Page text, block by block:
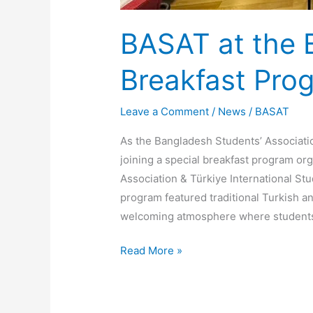
BASAT at the
Breakfast
Leave a Comment / News / BASAT
As the Bangladesh Students’
joining a special breakfast program
Association & Türkiye International
program featured traditional Turkish
welcoming atmosphere where
Read More »